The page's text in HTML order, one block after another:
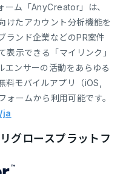
ーム「AnyCreator」は、
けたアカウント分析機能を
ランド企業などのPR案件
表示できる「マイリンク」
エンサーの活動をあらゆる
料モバイルアプリ（iOS,
ームから利用可能です。
ja
グロースプラットフ